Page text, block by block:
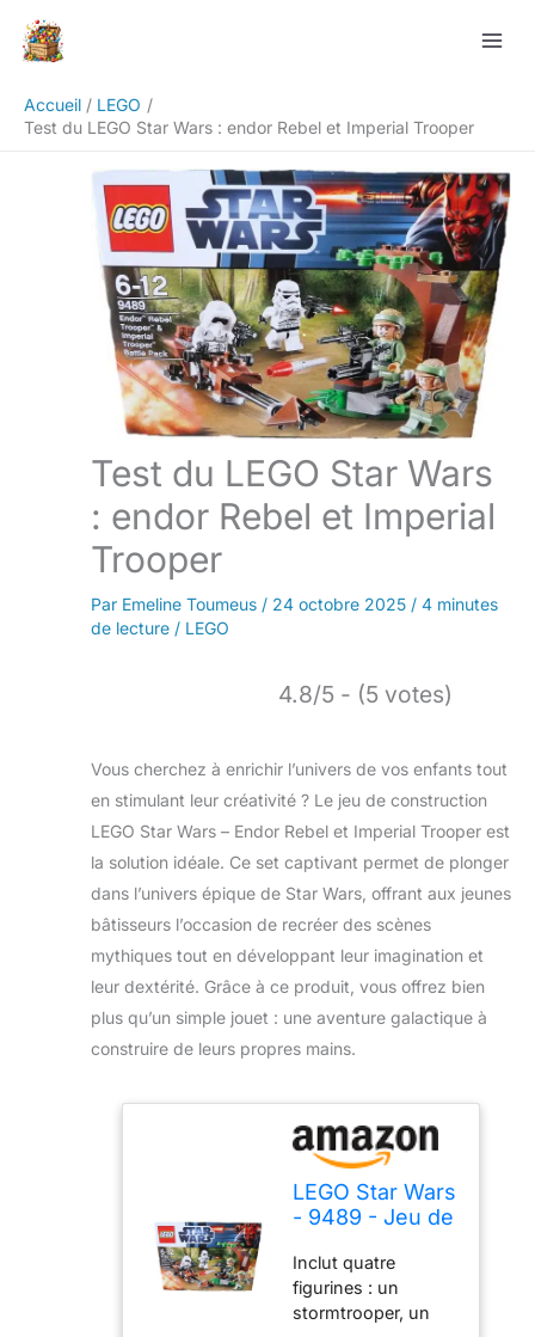
Accueil
LEGO
Test du LEGO Star Wars : endor Rebel et Imperial Trooper
Test du LEGO Star Wars
: endor Rebel et Imperial
Trooper
Par Emeline Toumeus / 24 octobre 2025 / 4 minutes
de lecture / LEGO
4.8/5 - (5 votes)
Vous cherchez à enrichir l’univers de vos enfants tout
en stimulant leur créativité ? Le jeu de construction
LEGO Star Wars – Endor Rebel et Imperial Trooper est
la solution idéale. Ce set captivant permet de plonger
dans l’univers épique de Star Wars, offrant aux jeunes
bâtisseurs l’occasion de recréer des scènes
mythiques tout en développant leur imagination et
leur dextérité. Grâce à ce produit, vous offrez bien
plus qu’un simple jouet : une aventure galactique à
construire de leurs propres mains.
LEGO Star Wars
- 9489 - Jeu de
Endor Rebel et
Imperial
Trooper
Inclut quatre
figurines : un
stormtrooper, un
Rechercher